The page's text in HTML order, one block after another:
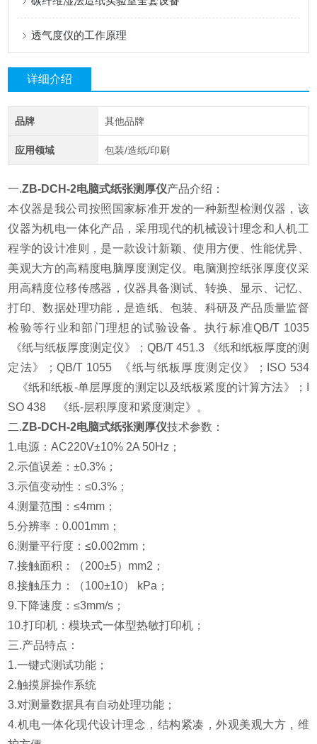
透气度仪的工作原理
详细介绍
品牌 其他品牌
应用领域 包装/造纸/印刷
一.ZB-DCH-2电脑式纸张测厚仪产品介绍：
本仪器是我公司按照国家标准开发的一种新型检测仪器，该
仪器为机电一体化产品，采用现代的机械设计理念和人机工
程学的设计准则，是一款设计新颖、使用方便、性能优异、
美观大方的高精度电脑厚度测定仪。电脑测控纸张厚度仪采
用高精度位移传感器，仪器具备测试、转换、显示、记忆、
打印、数据处理功能，是造纸、包装、科研及产品质量监督
检验等行业和部门理想的试验设备。执行标准QB/T 1035
《纸与纸板厚度测定仪》；QB/T 451.3 《纸和纸板厚度的测
定法》；QB/T 1055 《纸与纸板厚度测定仪》；ISO 534
《纸和纸板-单层厚度的测定以及纸板紧度的计算方法》；I
SO 438 《纸-层积厚度和紧度测定》。
二.ZB-DCH-2电脑式纸张测厚仪技术参数：
1.电源：AC220V±10% 2A 50Hz；
2.示值误差：±0.3%；
3.示值变动性：≤0.3%；
4.测量范围：≤4mm；
5.分辨率：0.001mm；
6.测量平行度：≤0.002mm；
7.接触面积：（200±5）mm2；
8.接触压力：（100±10） kPa；
9.下降速度：≤3mm/s；
10.打印机：模块式一体型热敏打印机；
三.产品特点：
1.一键式测试功能；
2.触摸屏操作系统
3.对测量数据具有自动处理功能；
4.机电一体化现代设计理念，结构紧凑，外观美观大方，维